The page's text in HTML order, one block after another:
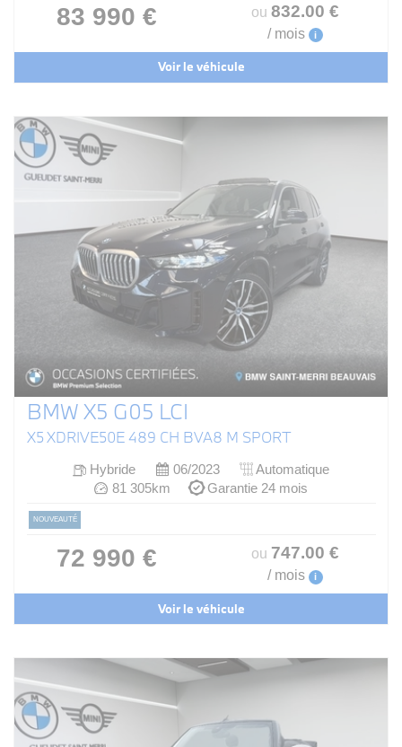
83 990 € ou 832.00 €
/ mois i
Voir le véhicule
BMW X5 G05 LCI
X5 XDRIVE50E 489 CH BVA8 M SPORT
Hybride 06/2023
Automatique
81 305km
Garantie 24 mois
NOUVEAUTÉ
72 990 € ou 747.00 €
/ mois i
Voir le véhicule